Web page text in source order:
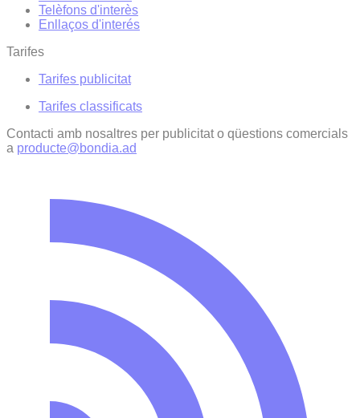
Telèfons d'interès
Enllaços d'interés
Tarifes
Tarifes publicitat
Tarifes classificats
Contacti amb nosaltres per publicitat o qüestions comercials
a producte@bondia.ad